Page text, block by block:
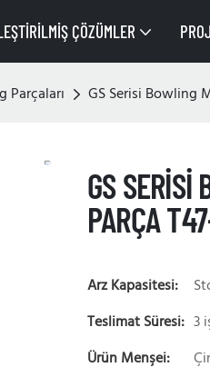
ÇÖZÜMLER
GS Serisi Bowling
GS SERISI
PARÇA
Arz Kapasitesi:
Teslimat Süresi: 3
Ürün Menşei: